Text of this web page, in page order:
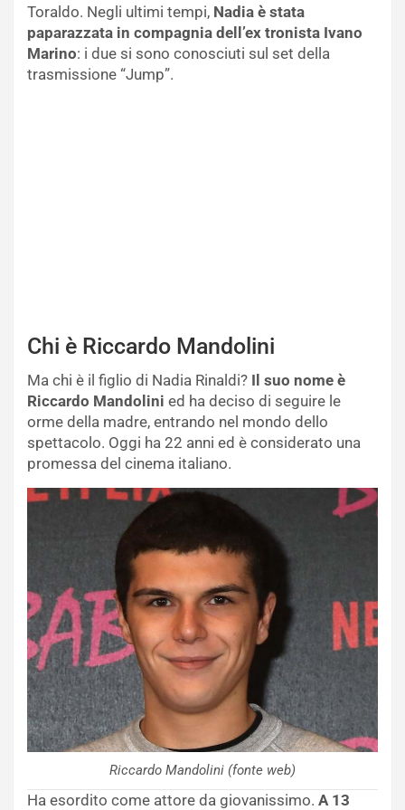
Toraldo. Negli ultimi tempi, Nadia è stata
paparazzata in compagnia dell’ex tronista Ivano
Marino: i due si sono conosciuti sul set della
trasmissione “Jump”.
Chi è Riccardo Mandolini
Ma chi è il figlio di Nadia Rinaldi? Il suo nome è
Riccardo Mandolini ed ha deciso di seguire le
orme della madre, entrando nel mondo dello
spettacolo. Oggi ha 22 anni ed è considerato una
promessa del cinema italiano.
Riccardo Mandolini (fonte web)
Ha esordito come attore da giovanissimo. A 13